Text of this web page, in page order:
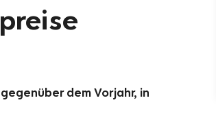
dem Vorjahr, in